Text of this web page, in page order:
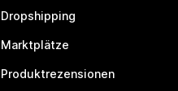
Dropshipping
Marktplätze
Produktrezensionen